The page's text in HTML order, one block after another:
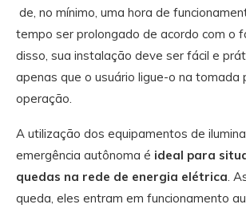
de, no mínimo, uma hora de
tempo ser prolongado de acordo com o
disso, sua instalação deve ser fácil e
apenas que o usuário ligue-o na tomada
operação.
A utilização dos equipamentos de
emergência autônoma é ideal para
quedas na rede de energia elétrica .
queda, eles entram em funcionamento